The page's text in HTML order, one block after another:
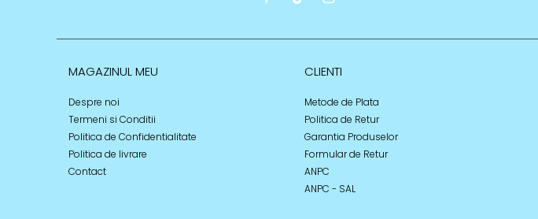
MAGAZINUL MEU
Despre noi
Termeni si Conditii
Politica de Confidentialitate
Politica de livrare
Contact
CLIENTI
Metode de Plata
Politica de Retur
Garantia Produselor
Formular de Retur
ANPC
ANPC - SAL